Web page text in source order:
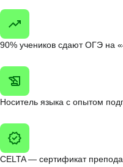
90% учеников сдают ОГЭ на
Носитель языка с опытом
CELTA — сертификат